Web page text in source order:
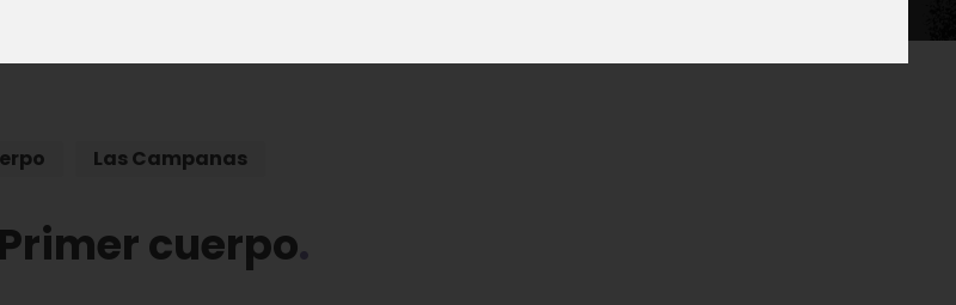
Las Campanas
Primer cuerpo